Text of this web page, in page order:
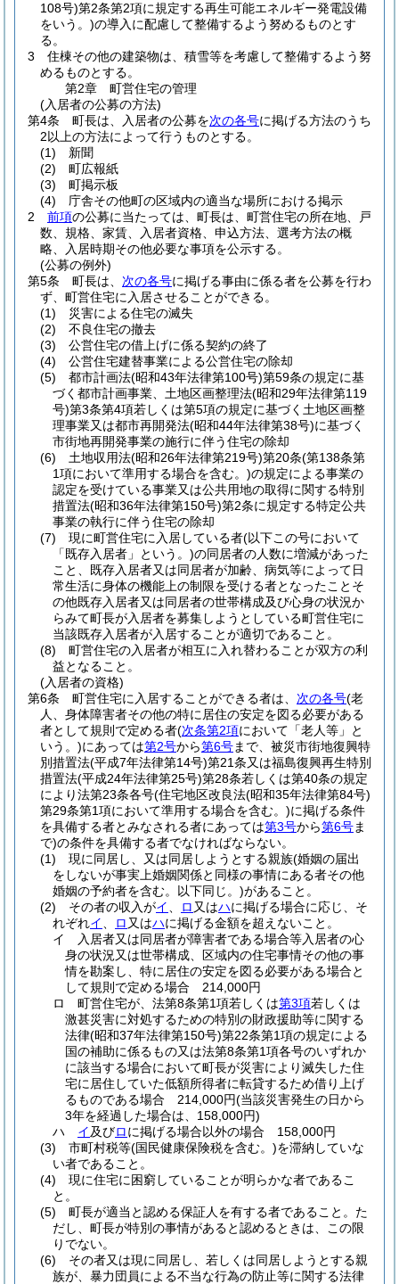
108号)第2条第2項に規定する再生可能エネルギー発電設備
をいう。)の導入に配慮して整備するよう努めるものとす
る。
3
住棟その他の建築物は、積雪等を考慮して整備するよう努
めるものとする。
第2章
町営住宅の管理
(入居者の公募の方法)
第4条
町長は、入居者の公募を次の各号に掲げる方法のうち
2以上の方法によって行うものとする。
(1)
新聞
(2)
町広報紙
(3)
町掲示板
(4)
庁舎その他町の区域内の適当な場所における掲示
2
前項の公募に当たっては、町長は、町営住宅の所在地、戸
数、規格、家賃、入居者資格、申込方法、選考方法の概
略、入居時期その他必要な事項を公示する。
(公募の例外)
第5条
町長は、 次の各号に掲げる事由に係る者を公募を行わ
ず、町営住宅に入居させることができる。
(1)
災害による住宅の滅失
(2)
不良住宅の撤去
(3)
公営住宅の借上げに係る契約の終了
(4)
公営住宅建替事業による公営住宅の除却
(5)
都市計画法(昭和43年法律第100号)第59条の規定に基
づく都市計画事業、土地区画整理法(昭和29年法律第119
号)第3条第4項若しくは第5項の規定に基づく土地区画整
理事業又は都市再開発法(昭和44年法律第38号)に基づく
市街地再開発事業の施行に伴う住宅の除却
(6)
土地収用法(昭和26年法律第219号)第20条(第138条第
1項において準用する場合を含む。)の規定による事業の
認定を受けている事業又は公共用地の取得に関する特別
措置法(昭和36年法律第150号)第2条に規定する特定公共
事業の執行に伴う住宅の除却
(7)
現に町営住宅に入居している者(以下この号において
「既存入居者」という。)の同居者の人数に増減があった
こと、既存入居者又は同居者が加齢、病気等によって日
常生活に身体の機能上の制限を受ける者となったことそ
の他既存入居者又は同居者の世帯構成及び心身の状況か
らみて町長が入居者を募集しようとしている町営住宅に
当該既存入居者が入居することが適切であること。
(8)
町営住宅の入居者が相互に入れ替わることが双方の利
益となること。
(入居者の資格)
第6条
町営住宅に入居することができる者は、 次の各号(老
人、身体障害者その他の特に居住の安定を図る必要がある
者として規則で定める者(次条第2項において「老人等」と
いう。)にあっては第2号から第6号まで、被災市街地復興特
別措置法(平成7年法律第14号)第21条又は福島復興再生特別
措置法(平成24年法律第25号)第28条若しくは第40条の規定
により法第23条各号(住宅地区改良法(昭和35年法律第84号)
第29条第1項において準用する場合を含む。)に掲げる条件
を具備する者とみなされる者にあっては第3号から第6号ま
で)の条件を具備する者でなければならない。
(1)
現に同居し、又は同居しようとする親族(婚姻の届出
をしないが事実上婚姻関係と同様の事情にある者その他
婚姻の予約者を含む。以下同じ。)があること。
(2)
その者の収入がイ ロ 又はハに掲げる場合に応じ、そ
れぞれイ ロ 又はハに掲げる金額を超えないこと。
イ
入居者又は同居者が障害者である場合等入居者の心
身の状況又は世帯構成、区域内の住宅事情その他の事
情を勘案し、特に居住の安定を図る必要がある場合と
して規則で定める場合 214,000円
ロ
町営住宅が、法第8条第1項若しくは第3項若しくは
激甚災害に対処するための特別の財政援助等に関する
法律(昭和37年法律第150号)第22条第1項の規定による
国の補助に係るもの又は法第8条第1項各号のいずれか
に該当する場合において町長が災害により滅失した住
宅に居住していた低額所得者に転貸するため借り上げ
るものである場合 214,000円(当該災害発生の日から
3年を経過した場合は、158,000円)
ハ
イ及びロに掲げる場合以外の場合 158,000円
(3)
市町村税等(国民健康保険税を含む。)を滞納していな
い者であること。
(4)
現に住宅に困窮していることが明らかな者であるこ
と。
(5)
町長が適当と認める保証人を有する者であること。 た
だし、町長が特別の事情があると認めるときは、この限
りでない。
(6)
その者又は現に同居し、若しくは同居しようとする親
族が、暴力団員による不当な行為の防止等に関する法律